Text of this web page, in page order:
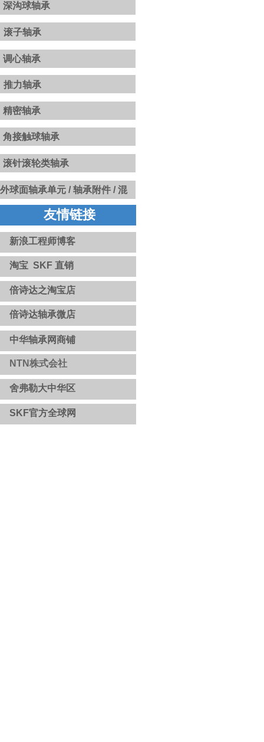
深沟球轴承
滚子轴承
调心轴承
推力轴承
精密轴承
角接触球轴承
滚针滚轮类轴承
​​外球面轴承单元 / 轴承附件 / 混
合陶瓷球 / INSOCOAT绝缘轴承
/ 固态油轴承 / NoWear永不磨损
涂层轴承 / 高温轴承和轴承单元
友情链接
新浪工程师博客
淘宝 SKF 直销
倍诗达之淘宝店
倍诗达轴承微店
中华轴承网商铺
NTN株式会社
舍弗勒大中华区
SKF官方全球网